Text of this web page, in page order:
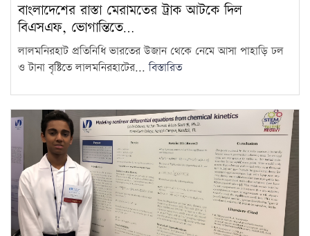
বাংলাদেশের রাস্তা মেরামতের ট্রাক আটকে দিল
বিএসএফ, ভোগান্তিতে…
লালমনিরহাট প্রতিনিধি ভারতের উজান থেকে নেমে আসা পাহাড়ি ঢল
ও টানা বৃষ্টিতে লালমনিরহাটের...বিস্তারিত